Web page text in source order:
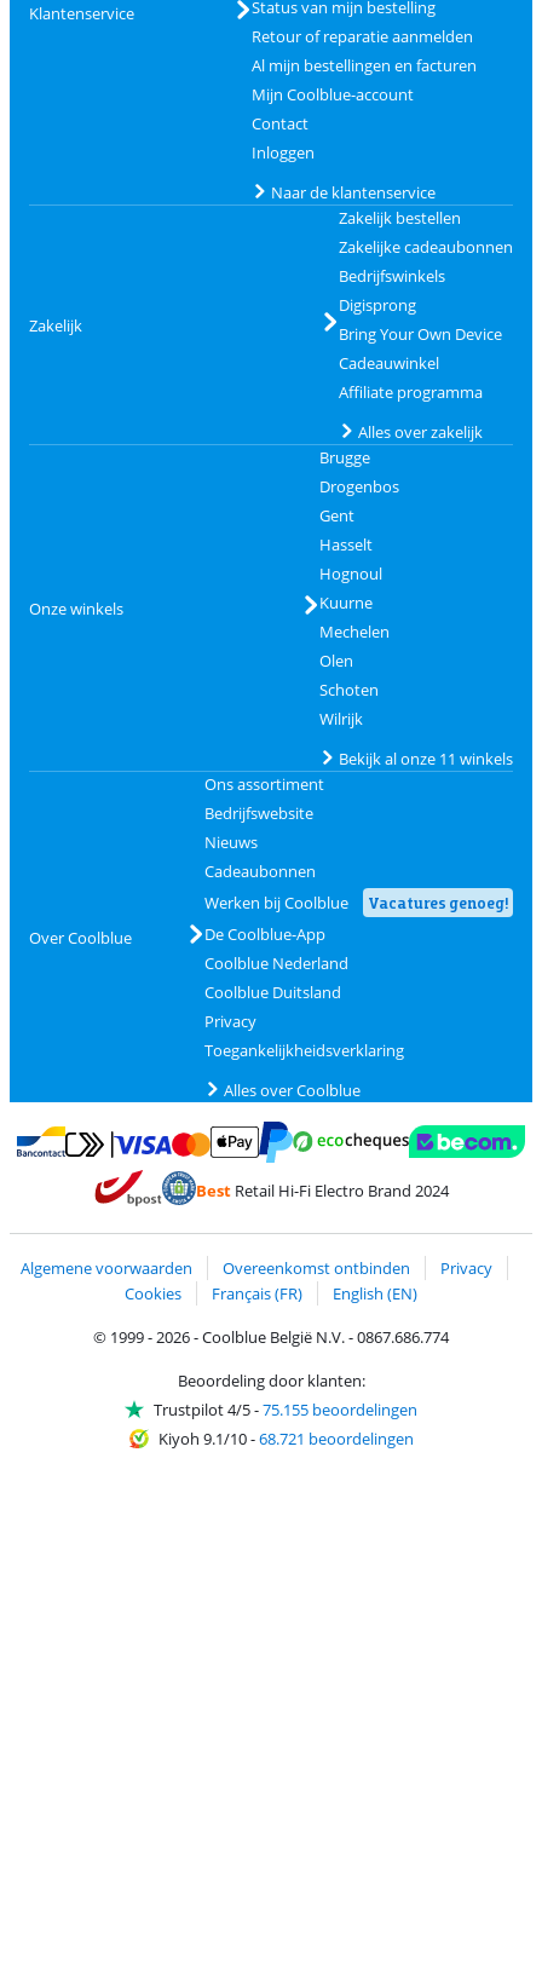
Klantenservice
Status van mijn bestelling
Retour of reparatie aanmelden
Al mijn bestellingen en facturen
Mijn Coolblue-account
Contact
Inloggen
Naar de klantenservice
Zakelijk
Zakelijk bestellen
Zakelijke cadeaubonnen
Bedrijfswinkels
Digisprong
Bring Your Own Device
Cadeauwinkel
Affiliate programma
Alles over zakelijk
Onze winkels
Brugge
Drogenbos
Gent
Hasselt
Hognoul
Kuurne
Mechelen
Olen
Schoten
Wilrijk
Bekijk al onze 11 winkels
Over Coolblue
Ons assortiment
Bedrijfswebsite
Nieuws
Cadeaubonnen
Werken bij Coolblue
Vacatures genoeg!
De Coolblue-App
Coolblue Nederland
Coolblue Duitsland
Privacy
Toegankelijkheidsverklaring
Alles over Coolblue
Betalen met Bancontact
Betalen met MasterCard en Visa via ClickToPay
Betalen met PayPal
BestRetail Hi-Fi Electro Brand 2024
Algemene voorwaarden Overeenkomst ontbinden
Privacy
Cookies
Français (FR)
English (EN)
© 1999 - 2026 - Coolblue België N.V. - 0867.686.774
Beoordeling door klanten:
Trustpilot 4/5-75.155 beoordelingen
Kiyoh 9.1/10-68.721 beoordelingen